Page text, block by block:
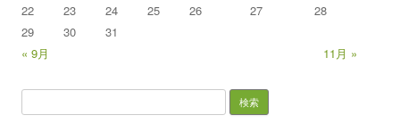
« 9月 11月 »
22
23 24 25 26 27
28
29
30 31